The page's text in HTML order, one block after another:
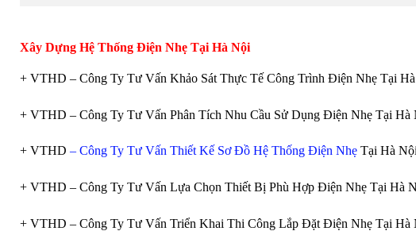
Xây Dựng Hệ Thống Điện Nhẹ Tại Hà Nội
+ VTHD – Công Ty Tư Vấn Khảo Sát Thực Tế Công Trình Điện Nhẹ Tại
+ VTHD – Công Ty Tư Vấn Phân Tích Nhu Cầu Sử Dụng Điện Nhẹ Tại Hà
+ VTHD – Công Ty Tư Vấn Thiết Kế Sơ Đồ Hệ Thống Điện Nhẹ Tại Hà Nội
+ VTHD – Công Ty Tư Vấn Lựa Chọn Thiết Bị Phù Hợp Điện Nhẹ Tại Hà
+ VTHD – Công Ty Tư Vấn Triển Khai Thi Công Lắp Đặt Điện Nhẹ Tại Hà